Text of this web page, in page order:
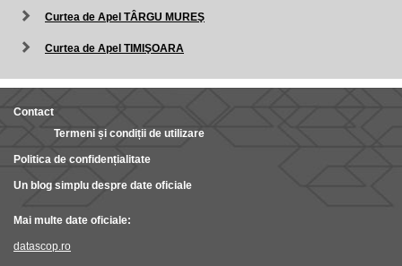
Curtea de Apel TÂRGU MUREŞ
Curtea de Apel TIMIŞOARA
Contact
Termeni și condiții de utilizare
Politica de confidențialitate
Un blog simplu despre date oficiale
Mai multe date oficiale:
datascop.ro